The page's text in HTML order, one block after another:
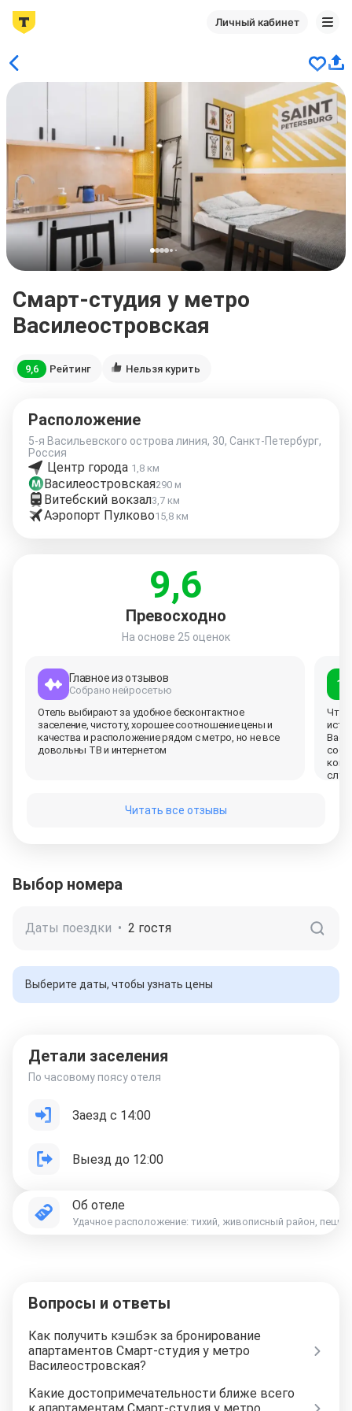
Личный кабинет
Смарт-студия у метро
Василеостровская
9,6 Рейтинг Нельзя курить
Расположение
5-я Васильевского острова линия, 30, Санкт-Петербург,
Россия
Центр города 1,8 км
Василеостровская290 м
Витебский вокзал3,7 км
Аэропорт Пулково15,8 км
9,6
Превосходно
На основе 25 оценок
Главное из отзывов
Собрано нейросетью
Отель выбирают за удобное бесконтактное
заселение, чистоту, хорошее соотношение цены и
качества и расположение рядом с метро, но не все
довольны ТВ и интернетом
10
Что
Читать все отзывы
Выбор номера
Даты поездки • 2 гостя
Выберите даты, чтобы узнать цены
Детали заселения
По часовому поясу отеля
Заезд с 14:00
Выезд до 12:00
Об отеле
Удачное расположение: тихий, живописный район,
Вопросы и ответы
Как получить кэшбэк за бронирование
апартаментов Смарт-студия у метро
Василеостровская?
Какие достопримечательности ближе всего